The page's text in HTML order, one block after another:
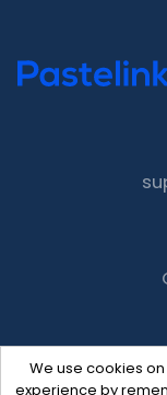
We use cookies
experience by